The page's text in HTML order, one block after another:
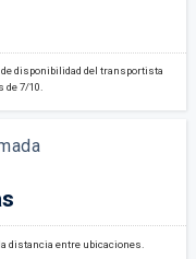
disponibilidad del transportista
de 7/10.
distancia entre ubicaciones.